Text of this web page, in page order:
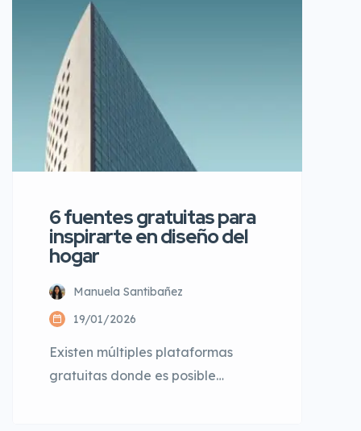
Las tendencias apuntan a
materiales sostenibles, paletas de
colores cálidas, iluminación
natural optimizada y mobiliario
6 fuentes gratuitas para
inspirarte en diseño del
hogar
Manuela Santibañez
19/01/2026
Existen múltiples plataformas
gratuitas donde es posible